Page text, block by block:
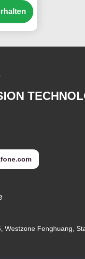
Pixel
Westzone Fenghuang,